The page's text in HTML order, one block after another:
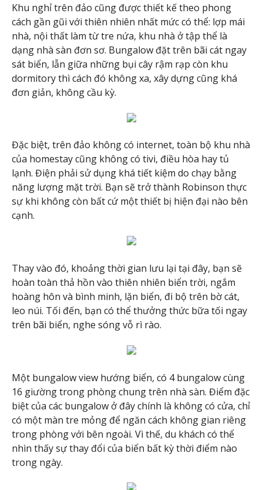
Khu nghỉ trên đảo cũng được thiết kế theo phong
cách gần gũi với thiên nhiên nhất mức có thể: lợp mái
nhà, nội thất làm từ tre nứa, khu nhà ở tập thể là
dạng nhà sàn đơn sơ. Bungalow đặt trên bãi cát ngay
sát biển, lẫn giữa những bụi cây rậm rạp còn khu
dormitory thì cách đó không xa, xây dựng cũng khá
đơn giản, không cầu kỳ.
Đặc biệt, trên đảo không có internet, toàn bộ khu nhà
của homestay cũng không có tivi, điều hòa hay tủ
lạnh. Điện phải sử dụng khá tiết kiệm do chạy bằng
năng lượng mặt trời. Bạn sẽ trở thành Robinson thực
sự khi không còn bất cứ một thiết bị hiện đại nào bên
cạnh.
Thay vào đó, khoảng thời gian lưu lại tại đây, bạn sẽ
hoàn toàn thả hồn vào thiên nhiên biển trời, ngắm
hoàng hôn và bình minh, lặn biển, đi bộ trên bờ cát,
leo núi. Tối đến, bạn có thể thưởng thức bữa tối ngay
trên bãi biển, nghe sóng vỗ rì rào.
Một bungalow view hướng biển, có 4 bungalow cùng
16 giường trong phòng chung trên nhà sàn. Điểm đặc
biệt của các bungalow ở đây chính là không có cửa, chỉ
có một màn tre mỏng để ngăn cách không gian riêng
trong phòng với bên ngoài. Vì thế, du khách có thể
nhìn thấy sự thay đổi của biển bất kỳ thời điểm nào
trong ngày.